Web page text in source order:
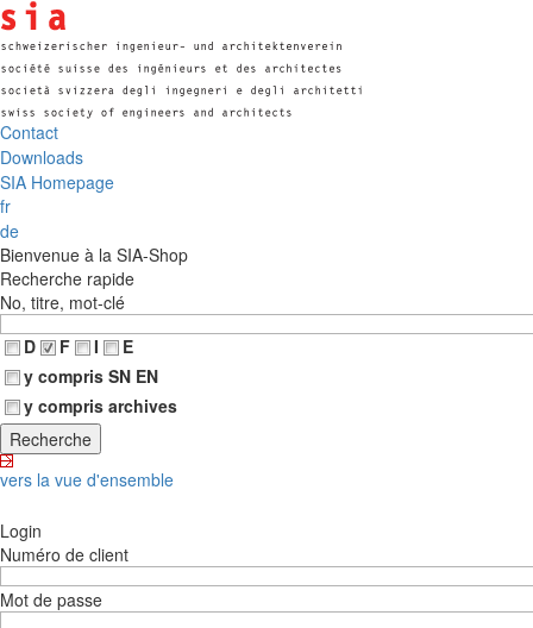
Contact
Downloads
SIA Homepage
fr
de
Bienvenue à la SIA-Shop
Recherche rapide
No, titre, mot-clé
D
F I
E
y compris SN EN
y compris archives
vers la vue d'ensemble
Login
Numéro de client
Mot de passe